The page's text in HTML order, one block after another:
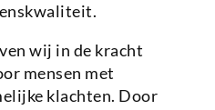
wij in de kracht
mensen met
klachten. Door